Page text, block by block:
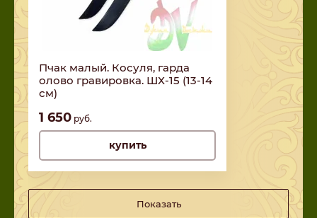
Пчак малый. Косуля, гарда
олово гравировка. ШХ-15 (13-14
см)
1 650 руб.
купить
Показать